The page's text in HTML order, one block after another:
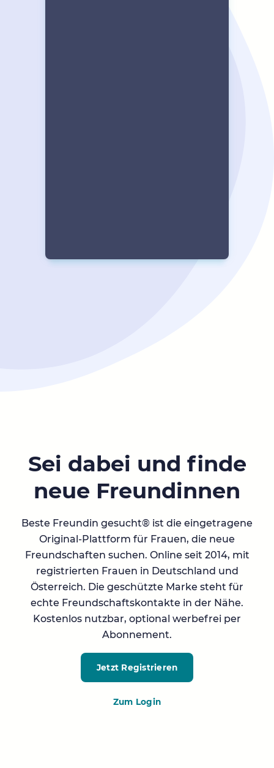
Sei dabei und finde
neue Freundinnen
Beste Freundin gesucht® ist die eingetragene
Original-Plattform für Frauen, die neue
Freundschaften suchen. Online seit 2014, mit
registrierten Frauen in Deutschland und
Österreich. Die geschützte Marke steht für
echte Freundschaftskontakte in der Nähe.
Kostenlos nutzbar, optional werbefrei per
Abonnement.
Jetzt Registrieren
Zum Login